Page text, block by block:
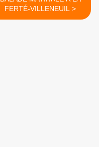
FERTÉ-VILLENEUIL >